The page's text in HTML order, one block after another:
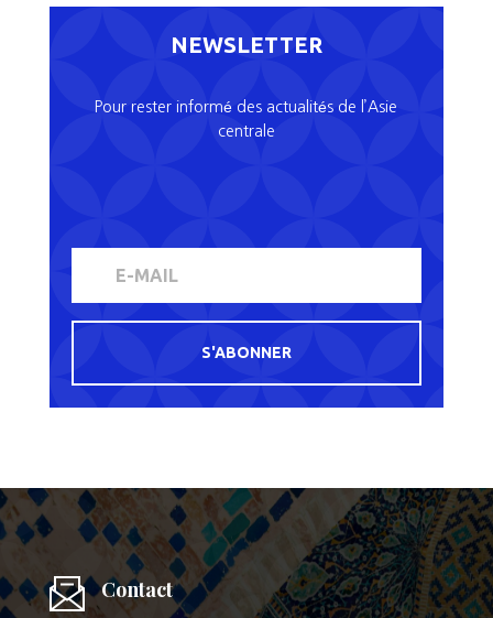
NEWSLETTER
Pour rester informé des actualités de l’Asie
centrale
S'ABONNER
Contact